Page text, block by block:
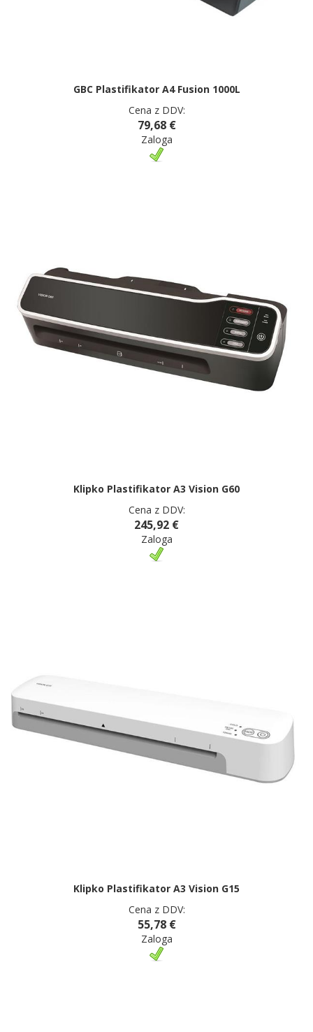
GBC Plastifikator A4 Fusion 1000L
Cena z DDV:
79,68 €
Zaloga
Klipko Plastifikator A3 Vision G60
Cena z DDV:
245,92 €
Zaloga
Klipko Plastifikator A3 Vision G15
Cena z DDV:
55,78 €
Zaloga